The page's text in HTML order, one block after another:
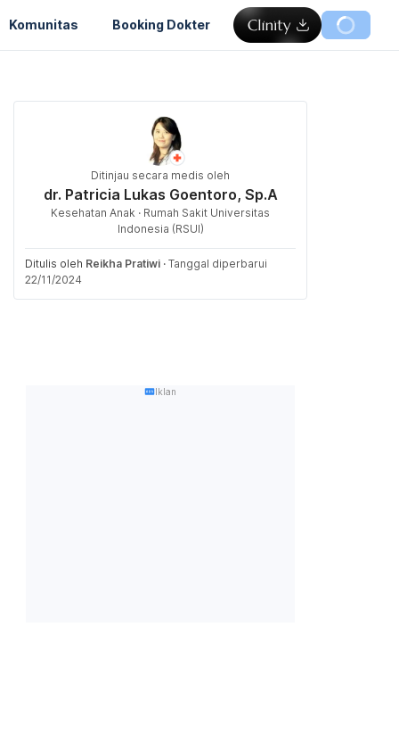
Komunitas Booking Dokter
Ditinjau secara medis oleh
dr. Patricia Lukas Goentoro, Sp.A
Kesehatan Anak · Rumah Sakit Universitas
Indonesia (RSUI)
Ditulis oleh Reikha Pratiwi · Tanggal diperbarui
22/11/2024
Iklan